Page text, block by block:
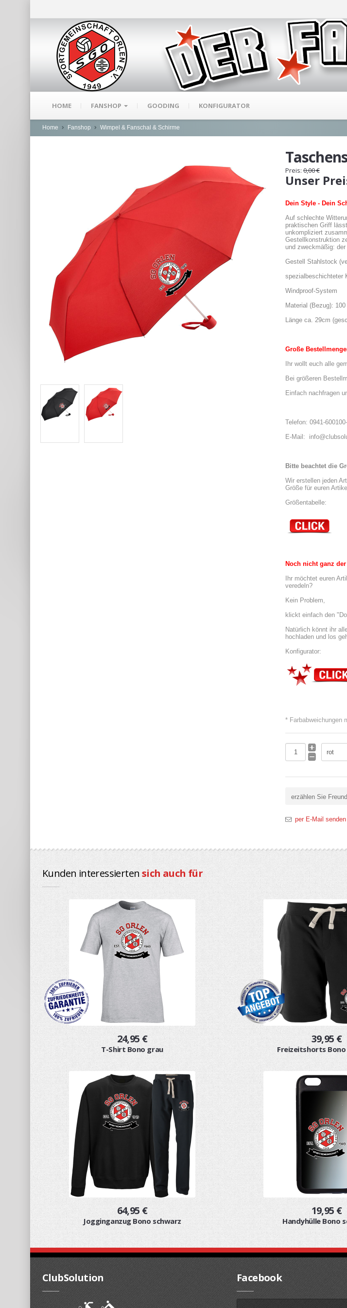
HOME FANSHOP GOODING KONFIGURATOR
Home Fanshop Wimpel & Fanschal & Schirme
Preis: 0,00€
Unser
Dein Style - Dein
Auf schlechte
praktischen Griff
unkompliziert
Gestellkonstruktion
und zweckmäßig:
Gestell Stahlstock
spezialbeschichteter
Windproof-System
Material (Bezug):
Länge ca. 29cm
Große
Ihr wollt euch alle
Bei größeren
Einfach nachfragen
Telefon: 0941-
E-Mail:
Bitte beachtet die
Wir erstellen jeden
Größe für euren
Größentabelle:
Noch nicht ganz
Ihr möchtet euren
veredeln?
Kein Problem,
klickt einfach den
Natürlich könnt ihr
hochladen und los
Konfigurator:
* Farbabweichungen
erzählen Sie
per E-Mail senden
Kunden interessiertensich auch für
24,95 €
T-Shirt Bono grau
39,95 €
Freizeitshorts
64,95 €
Jogginganzug Bono schwarz
19,95 €
Handyhülle Bono
ClubSolution Facebook